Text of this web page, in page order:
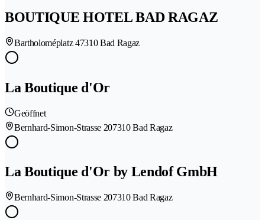
BOUTIQUE HOTEL BAD RAGAZ
Bartholoméplatz 47310 Bad Ragaz
La Boutique d'Or
Geöffnet
Bernhard-Simon-Strasse 207310 Bad Ragaz
La Boutique d'Or by Lendof GmbH
Bernhard-Simon-Strasse 207310 Bad Ragaz